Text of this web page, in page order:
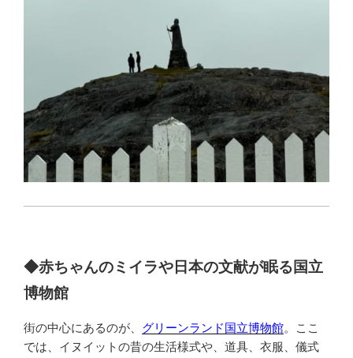
◆赤ちゃんのミイラや日本の文献が眠る国立
博物館
街の中心にあるのが、 グリーンランド国立博物館。ここ
では、イヌイットの昔の生活様式や、道具、衣服、儀式